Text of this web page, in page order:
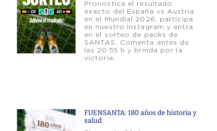
Pronostica el resultado
exacto del España vs Austria
en el Mundial 2026, participa
en nuestro Instagram y entra
en el sorteo de packs de
SANTAS. Comenta antes de
las 20:55 h y brinda por la
victoria.
FUENSANTA: 180 años de historia y
salud